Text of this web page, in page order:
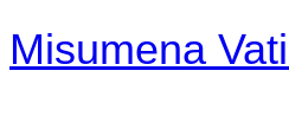
Misumena